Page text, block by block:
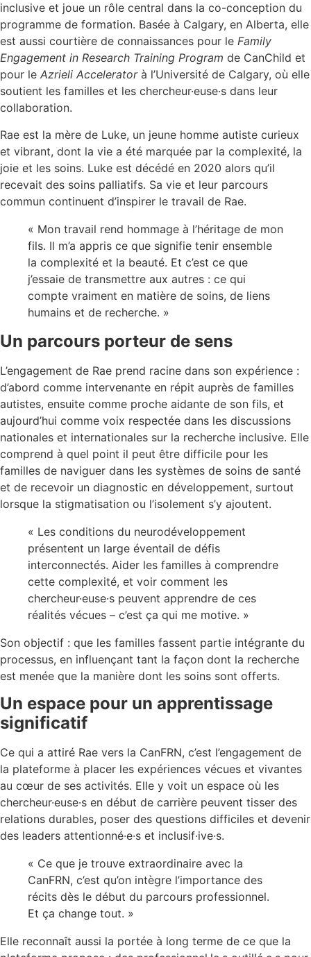
inclusive et joue un rôle central dans la co-conception du
programme de formation. Basée à Calgary, en Alberta, elle
est aussi courtière de connaissances pour le Family
Engagement in Research Training Program de CanChild et
pour le Azrieli Acceleratorà l’Université de Calgary, où elle
soutient les familles et les chercheur·euse·s dans leur
collaboration.
Rae est la mère de Luke, un jeune homme autiste curieux
et vibrant, dont la vie a été marquée par la complexité, la
joie et les soins. Luke est décédé en 2020 alors qu’il
recevait des soins palliatifs. Sa vie et leur parcours
commun continuent d’inspirer le travail de Rae.
« Mon travail rend hommage à l’héritage de mon
fils. Il m’a appris ce que signifie tenir ensemble
la complexité et la beauté. Et c’est ce que
j’essaie de transmettre aux autres : ce qui
compte vraiment en matière de soins, de liens
humains et de recherche. »
Un parcours porteur de sens
L’engagement de Rae prend racine dans son expérience :
d’abord comme intervenante en répit auprès de familles
autistes, ensuite comme proche aidante de son fils, et
aujourd’hui comme voix respectée dans les discussions
nationales et internationales sur la recherche inclusive. Elle
comprend à quel point il peut être difficile pour les
familles de naviguer dans les systèmes de soins de santé
et de recevoir un diagnostic en développement, surtout
lorsque la stigmatisation ou l’isolement s’y ajoutent.
« Les conditions du neurodéveloppement
présentent un large éventail de défis
interconnectés. Aider les familles à comprendre
cette complexité, et voir comment les
chercheur·euse·s peuvent apprendre de ces
réalités vécues – c’est ça qui me motive. »
Son objectif : que les familles fassent partie intégrante du
processus, en influençant tant la façon dont la recherche
est menée que la manière dont les soins sont offerts.
Un espace pour un apprentissage
significatif
Ce qui a attiré Rae vers la CanFRN, c’est l’engagement de
la plateforme à placer les expériences vécues et vivantes
au cœur de ses activités. Elle y voit un espace où les
chercheur·euse·s en début de carrière peuvent tisser des
relations durables, poser des questions difficiles et devenir
des leaders attentionné·e·s et inclusif·ive·s.
« Ce que je trouve extraordinaire avec la
CanFRN, c’est qu’on intègre l’importance des
récits dès le début du parcours professionnel.
Et ça change tout. »
Elle reconnaît aussi la portée à long terme de ce que la